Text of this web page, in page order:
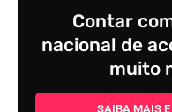
Contar
nacional de
muito
SAIBA MAIS E